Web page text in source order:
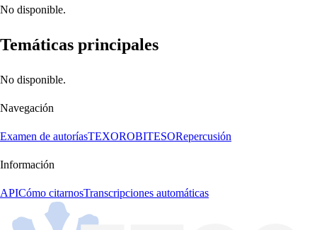
No disponible.
Temáticas principales
No disponible.
Navegación
Examen de autoríasTEXOROBITESORepercusión
Información
APICómo citarnosTranscripciones automáticas